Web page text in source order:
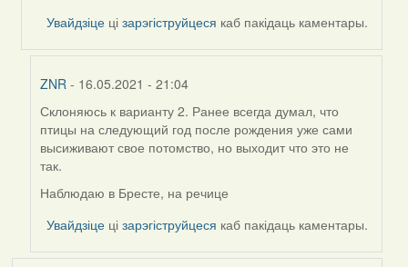
Увайдзіце цізарэгіструйцеся каб пакідаць каментары.
ZNR - 16.05.2021 - 21:04
In
reply
to
by
Feather
Склоняюсь к варианту 2. Ранее всегда думал, что
птицы на следующий год после рождения уже сами
высиживают свое потомство, но выходит что это не
так.
Наблюдаю в Бресте, на речице
Увайдзіце цізарэгіструйцеся каб пакідаць каментары.